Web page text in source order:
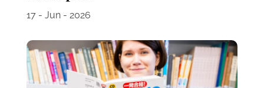
17 - Jun - 2026